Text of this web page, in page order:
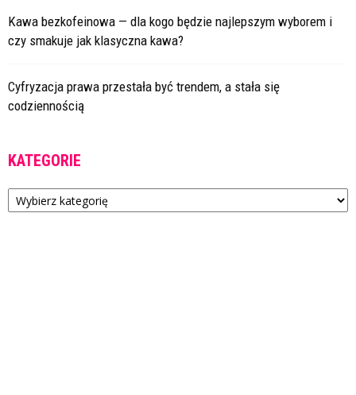
Kawa bezkofeinowa — dla kogo będzie najlepszym wyborem i
czy smakuje jak klasyczna kawa?
Cyfryzacja prawa przestała być trendem, a stała się
codziennością
KATEGORIE
Kategorie